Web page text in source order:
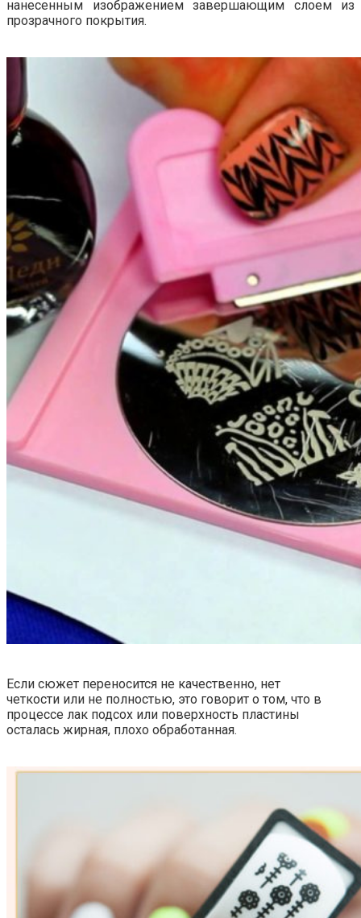
нанесенным изображением завершающим слоем из
прозрачного покрытия.
Если сюжет переносится не качественно, нет
четкости или не полностью, это говорит о том, что в
процессе лак подсох или поверхность пластины
осталась жирная, плохо обработанная.